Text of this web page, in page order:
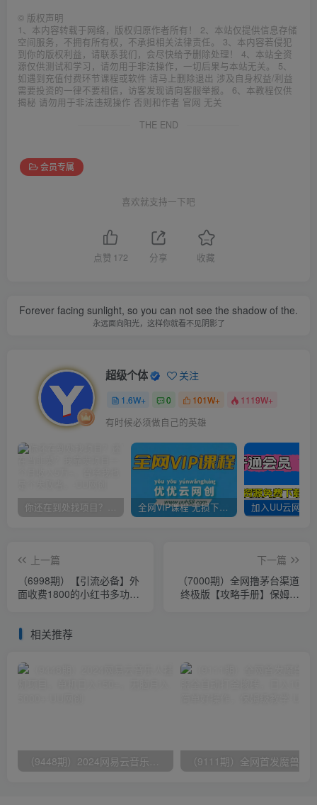
© 版权声明
1、本内容转载于网络，版权归原作者所有！ 2、本站仅提供信息存储
空间服务，不拥有所有权，不承担相关法律责任。 3、本内容若侵犯
到你的版权利益，请联系我们，会尽快给予删除处理！ 4、本站全资
源仅供测试和学习，请勿用于非法操作，一切后果与本站无关。 5、
如遇到充值付费环节课程或软件 请马上删除退出 涉及自身权益/利益
需要投资的一律不要相信，访客发现请向客服举报。 6、本教程仅供
揭秘 请勿用于非法违规操作 否则和作者 官网 无关
THE END
会员专属
喜欢就支持一下吧
点赞 172 分享 收藏
Forever facing sunlight, so you can not see the shadow of the.
永远面向阳光，这样你就看不见阴影了
超级个体 关注
1.6W+ 0 101W+ 1119W+
有时候必须做自己的英雄
你还在到处找项目？还在当韭菜？我靠卖项目一个月收入5万+，曾经我也是个失败者。 全网VIP课程 无损下载~
上一篇
（6998期）【引流必备】外
面收费1800的小红书多功能
下一篇
（7000期）全网撸茅台渠道
终极版【攻略手册】保姆级
相关推荐